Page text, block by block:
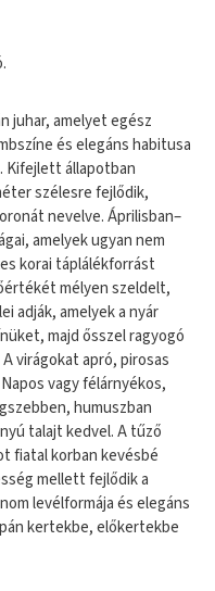
juhar, amelyet egész
és elegáns habitusa
Kifejlett állapotban
szélesre fejlődik,
nevelve. Áprilisban–
amelyek ugyan nem
korai táplálékforrást
mélyen szeldelt,
adják, amelyek a nyár
majd ősszel ragyogó
virágokat apró, pirosas
vagy félárnyékos,
humuszban
talajt kedvel. A tűző
fiatal korban kevésbé
mellett fejlődik a
levélformája és elegáns
kertekbe, előkertekbe